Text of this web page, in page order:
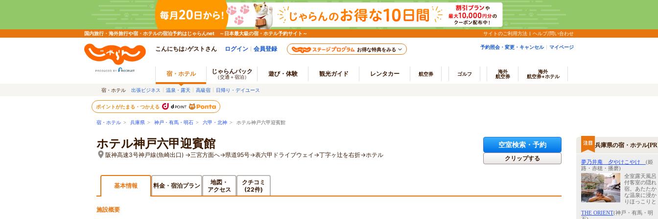
国内旅行・海外旅行や宿・ホテルの宿泊予約はじゃらんnet ～日本最大級の宿・ホテル予約サイト～ サイトのご利用方法 ヘルプ/問い合わせ
こんにちは♪ゲストさん ログイン 会員登録 お得な特典をみる 予約照会・変更・キャンセル マイページ
宿・ホテル じゃらんパック
（交通＋宿泊） 遊び・体験 観光ガイド レンタカー 航空券 ゴルフ
海外
航空券
海外
航空券+ホテル
宿・ホテル 出張ビジネス 温泉・露天 高級宿 日帰り・デイユース
ポイントがたまる・つかえる
宿・ホテル > 兵庫県 > 神戸・有馬・明石 > 六甲・北神 > ホテル神戸六甲迎賓館
ホテル神戸六甲迎賓館
阪神高速3号神戸線(魚崎出口) →三宮方面へ→県道95号→表六甲ドライブウェイ→丁字ヶ辻を右折→ホテル
空室検索・予約
クリップする
基本情報 料金・宿泊プラン
地図・
アクセス
クチコミ
(22件)
施設概要
兵庫県の宿・ホテル
夢乃井庵 夕やけこやけ (姫
路・赤穂・播磨)
全室露天風呂
付客室の隠れ
宿。あたたか
な温泉に浸か
りほっこりと
THE ORIENT(神戸・有馬・明